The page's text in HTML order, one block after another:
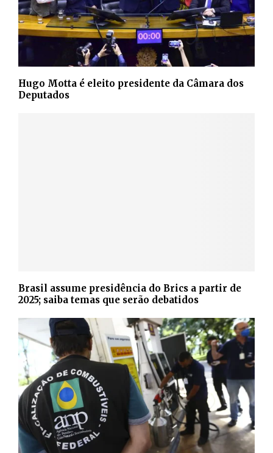
Hugo Motta é eleito presidente da Câmara dos
Deputados
Brasil assume presidência do Brics a partir de
2025; saiba temas que serão debatidos